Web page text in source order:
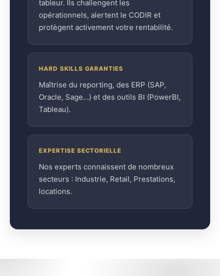
tableur. Ils challengent les
opérationnels, alertent le CODIR et
protègent activement votre rentabilité.
HARD SKILLS GARANTIES
Maîtrise du reporting, des ERP (SAP,
Oracle, Sage…) et des outils BI (PowerBI,
Tableau).
EXPERTISE SECTORIELLE
Nos experts connaissent de nombreux
secteurs : Industrie, Retail, Prestations,
locations.